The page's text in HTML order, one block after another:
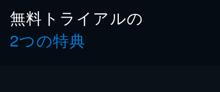
無料トライアルの
2つの特典